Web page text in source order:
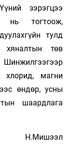
зэрэгцээ
нь тогтоож,
тулд
төв
хлорид, магни
өндөр, усны
шаардлага
Н.Мишээл